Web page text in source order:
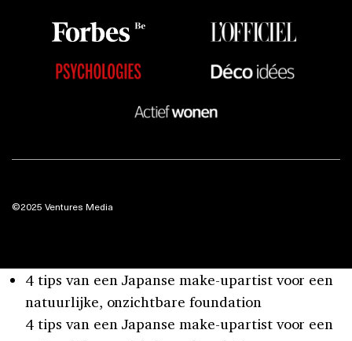
©2025 Ventures Media
4 tips van een Japanse make-upartist voor een
natuurlijke, onzichtbare foundation
4 tips van een Japanse make-upartist voor een